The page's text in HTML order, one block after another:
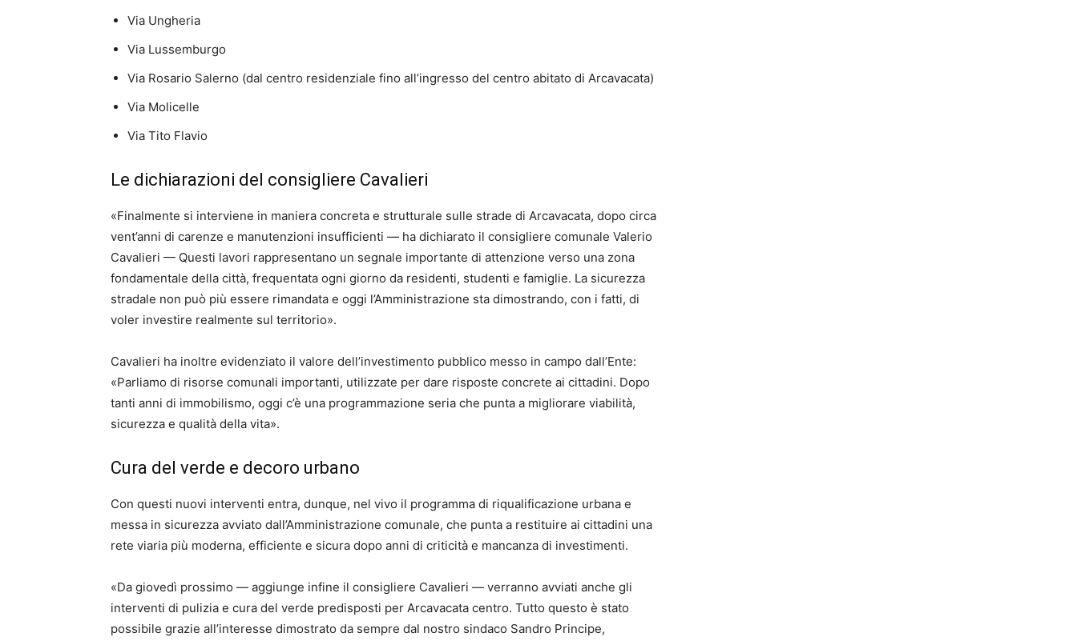
​Via Ungheria
​Via Lussemburgo
​Via Rosario Salerno (dal centro residenziale fino all’ingresso del centro abitato di Arcavacata)
​Via Molicelle
​Via Tito Flavio
​Le dichiarazioni del consigliere Cavalieri
​«Finalmente si interviene in maniera concreta e strutturale sulle strade di Arcavacata, dopo circa
vent’anni di carenze e manutenzioni insufficienti — ha dichiarato il consigliere comunale Valerio
Cavalieri — Questi lavori rappresentano un segnale importante di attenzione verso una zona
fondamentale della città, frequentata ogni giorno da residenti, studenti e famiglie. La sicurezza
stradale non può più essere rimandata e oggi l’Amministrazione sta dimostrando, con i fatti, di
voler investire realmente sul territorio».
​Cavalieri ha inoltre evidenziato il valore dell’investimento pubblico messo in campo dall’Ente:
«Parliamo di risorse comunali importanti, utilizzate per dare risposte concrete ai cittadini. Dopo
tanti anni di immobilismo, oggi c’è una programmazione seria che punta a migliorare viabilità,
sicurezza e qualità della vita».
​Cura del verde e decoro urbano
​Con questi nuovi interventi entra, dunque, nel vivo il programma di riqualificazione urbana e
messa in sicurezza avviato dall’Amministrazione comunale, che punta a restituire ai cittadini una
rete viaria più moderna, efficiente e sicura dopo anni di criticità e mancanza di investimenti.
​«Da giovedì prossimo — aggiunge infine il consigliere Cavalieri — verranno avviati anche gli
interventi di pulizia e cura del verde predisposti per Arcavacata centro. Tutto questo è stato
possibile grazie all’interesse dimostrato da sempre dal nostro sindaco Sandro Principe,